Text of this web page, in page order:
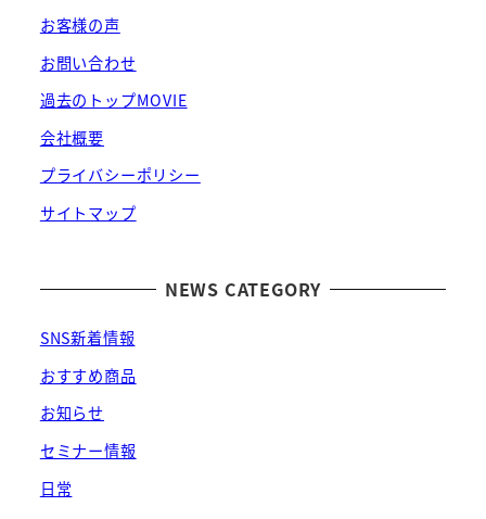
お客様の声
お問い合わせ
過去のトップMOVIE
会社概要
プライバシーポリシー
サイトマップ
NEWS CATEGORY
SNS新着情報
おすすめ商品
お知らせ
セミナー情報
日常